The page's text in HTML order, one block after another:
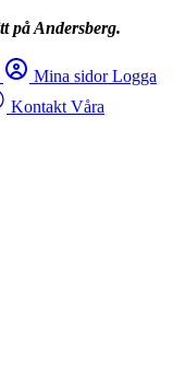
på Andersberg.
Mina sidor Logga
Kontakt Våra